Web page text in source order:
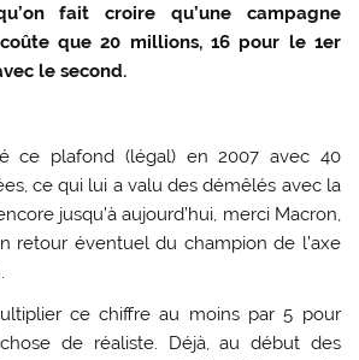
fait croire qu’une campagne
que 20 millions, 16 pour le 1er
le second.
ce plafond (légal) en 2007 avec 40
ce qui lui a valu des démêlés avec la
jusqu’à aujourd’hui, merci Macron,
retour éventuel du champion de l’axe
ce chiffre au moins par 5 pour
de réaliste. Déjà, au début des